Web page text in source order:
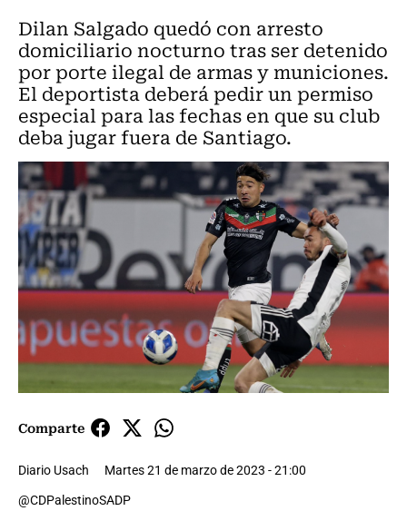
Dilan Salgado quedó con arresto
domiciliario nocturno tras ser detenido
por porte ilegal de armas y municiones.
El deportista deberá pedir un permiso
especial para las fechas en que su club
deba jugar fuera de Santiago.
Comparte
Diario Usach
Martes 21 de marzo de 2023 - 21:00
@CDPalestinoSADP